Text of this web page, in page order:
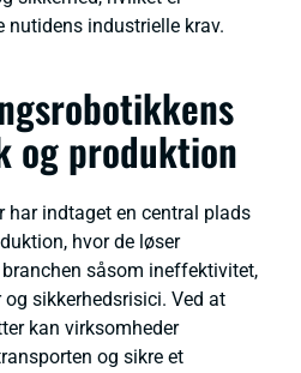
industrielle krav.
og produktion
har indtaget en central plads
hvor de løser
såsom ineffektivitet,
sikkerhedsrisici. Ved at
kan virksomheder
og sikre et